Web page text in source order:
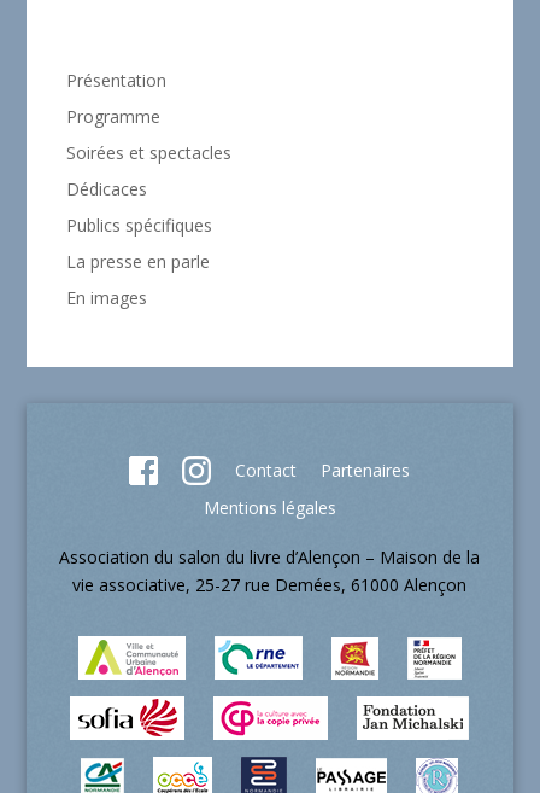
Présentation
Programme
Soirées et spectacles
Dédicaces
Publics spécifiques
La presse en parle
En images
Contact
Partenaires
Mentions légales
Association du salon du livre d’Alençon – Maison de la
vie associative, 25-27 rue Demées, 61000 Alençon